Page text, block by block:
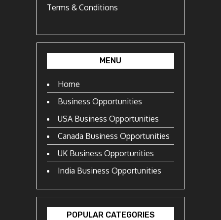
Terms & Conditions
MENU
Home
Business Opportunities
USA Business Opportunities
Canada Business Opportunities
UK Business Opportunities
India Business Opportunities
POPULAR CATEGORIES